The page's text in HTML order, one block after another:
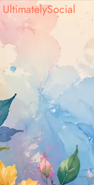
UltimatelySocial